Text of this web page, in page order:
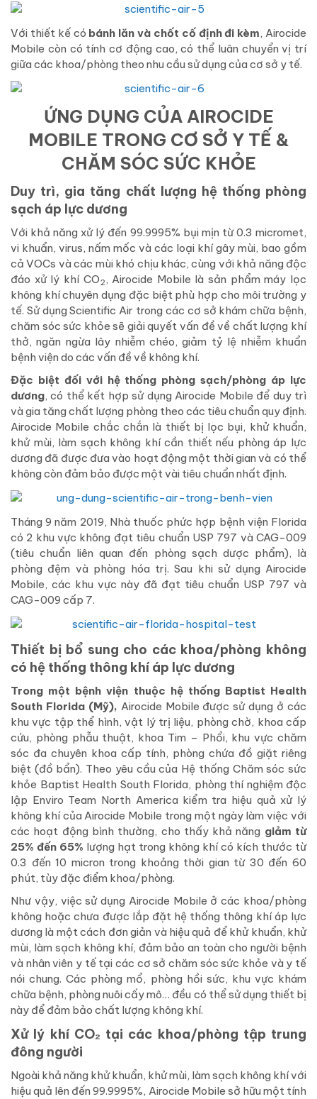
Với thiết kế có bánh lăn và chốt cố định đi kèm, Airocide
Mobile còn có tính cơ động cao, có thể luân chuyển vị trí
giữa các khoa/phòng theo nhu cầu sử dụng của cơ sở y tế.
ỨNG DỤNG CỦA AIROCIDE
MOBILE TRONG CƠ SỞ Y TẾ &
CHĂM SÓC SỨC KHỎE
Duy trì, gia tăng chất lượng hệ thống phòng
sạch áp lực dương
Với khả năng xử lý đến 99.9995% bụi mịn từ 0.3 micromet,
vi khuẩn, virus, nấm mốc và các loại khí gây mùi, bao gồm
cả VOCs và các mùi khó chịu khác, cùng với khả năng độc
đáo xử lý khí CO2, Airocide Mobile là sản phẩm máy lọc
không khí chuyên dụng đặc biệt phù hợp cho môi trường y
tế. Sử dụng Scientific Air trong các cơ sở khám chữa bệnh,
chăm sóc sức khỏe sẽ giải quyết vấn đề về chất lượng khí
thở, ngăn ngừa lây nhiễm chéo, giảm tỷ lệ nhiễm khuẩn
bệnh viện do các vấn đề về không khí.
Đặc biệt đối với hệ thống phòng sạch/phòng áp lực
dương, có thể kết hợp sử dụng Airocide Mobile để duy trì
và gia tăng chất lượng phòng theo các tiêu chuẩn quy định.
Airocide Mobile chắc chắn là thiết bị lọc bụi, khử khuẩn,
khử mùi, làm sạch không khí cần thiết nếu phòng áp lực
dương đã được đưa vào hoạt động một thời gian và có thể
không còn đảm bảo được một vài tiêu chuẩn nhất định.
Tháng 9 năm 2019, Nhà thuốc phức hợp bệnh viện Florida
có 2 khu vực không đạt tiêu chuẩn USP 797 và CAG-009
(tiêu chuẩn liên quan đến phòng sạch dược phẩm), là
phòng đệm và phòng hóa trị. Sau khi sử dụng Airocide
Mobile, các khu vực này đã đạt tiêu chuẩn USP 797 và
CAG-009 cấp 7.
Thiết bị bổ sung cho các khoa/phòng không
có hệ thống thông khí áp lực dương
Trong một bệnh viện thuộc hệ thống Baptist Health
South Florida (Mỹ), Airocide Mobile được sử dụng ở các
khu vực tập thể hình, vật lý trị liệu, phòng chờ, khoa cấp
cứu, phòng phẫu thuật, khoa Tim – Phổi, khu vực chăm
sóc đa chuyên khoa cấp tính, phòng chứa đồ giặt riêng
biệt (đồ bẩn). Theo yêu cầu của Hệ thống Chăm sóc sức
khỏe Baptist Health South Florida, phòng thí nghiệm độc
lập Enviro Team North America kiểm tra hiệu quả xử lý
không khí của Airocide Mobile trong một ngày làm việc với
các hoạt động bình thường, cho thấy khả năng giảm từ
25% đến 65% lượng hạt trong không khí có kích thước từ
0.3 đến 10 micron trong khoảng thời gian từ 30 đến 60
phút, tùy đặc điểm khoa/phòng.
Như vậy, việc sử dụng Airocide Mobile ở các khoa/phòng
không hoặc chưa được lắp đặt hệ thống thông khí áp lực
dương là một cách đơn giản và hiệu quả để khử khuẩn, khử
mùi, làm sạch không khí, đảm bảo an toàn cho người bệnh
và nhân viên y tế tại các cơ sở chăm sóc sức khỏe và y tế
nói chung. Các phòng mổ, phòng hồi sức, khu vực khám
chữa bệnh, phòng nuôi cấy mô… đều có thể sử dụng thiết bị
này để đảm bảo chất lượng không khí.
Xử lý khí CO₂ tại các khoa/phòng tập trung
đông người
Ngoài khả năng khử khuẩn, khử mùi, làm sạch không khí với
hiệu quả lên đến 99.9995%, Airocide Mobile sở hữu một tính